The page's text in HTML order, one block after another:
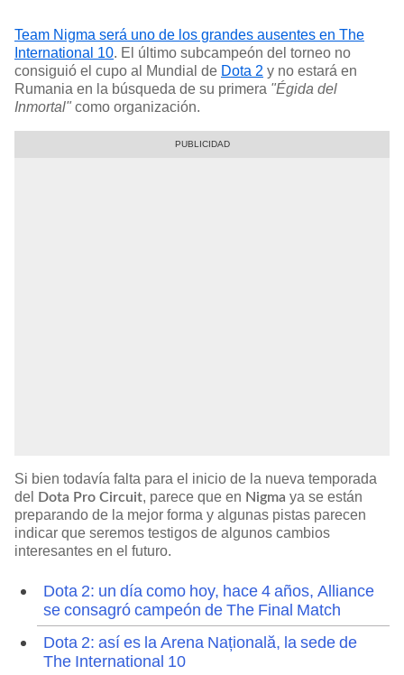
Team Nigma será uno de los grandes ausentes en The
International 10. El último subcampeón del torneo no
consiguió el cupo al Mundial de Dota 2 y no estará en
Rumania en la búsqueda de su primera "Égida del
Inmortal" como organización.
Si bien todavía falta para el inicio de la nueva temporada
del Dota Pro Circuit, parece que en Nigma ya se están
preparando de la mejor forma y algunas pistas parecen
indicar que seremos testigos de algunos cambios
interesantes en el futuro.
Dota 2: un día como hoy, hace 4 años, Alliance
se consagró campeón de The Final Match
Dota 2: así es la Arena Națională, la sede de
The International 10